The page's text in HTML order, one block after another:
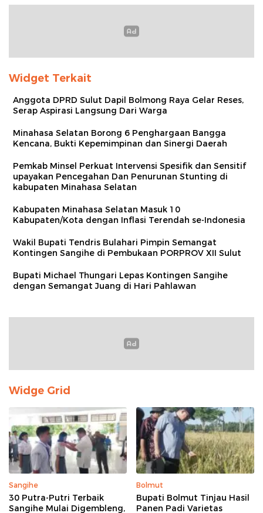
Widget Terkait
Anggota DPRD Sulut Dapil Bolmong Raya Gelar Reses,
Serap Aspirasi Langsung Dari Warga
Minahasa Selatan Borong 6 Penghargaan Bangga
Kencana, Bukti Kepemimpinan dan Sinergi Daerah
Pemkab Minsel Perkuat Intervensi Spesifik dan Sensitif
upayakan Pencegahan Dan Penurunan Stunting di
kabupaten Minahasa Selatan
Kabupaten Minahasa Selatan Masuk 10
Kabupaten/Kota dengan Inflasi Terendah se-Indonesia
Wakil Bupati Tendris Bulahari Pimpin Semangat
Kontingen Sangihe di Pembukaan PORPROV XII Sulut
Bupati Michael Thungari Lepas Kontingen Sangihe
dengan Semangat Juang di Hari Pahlawan
Widge Grid
Sangihe
30 Putra-Putri Terbaik
Sangihe Mulai Digembleng,
Bolmut
Bupati Bolmut Tinjau Hasil
Panen Padi Varietas